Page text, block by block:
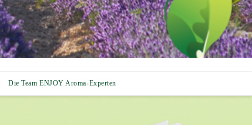
Die Team ENJOY Aroma-Experten